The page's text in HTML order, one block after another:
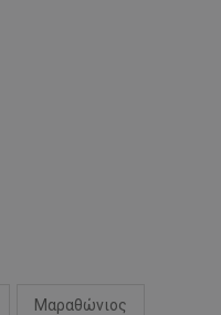
Μαραθώνιος